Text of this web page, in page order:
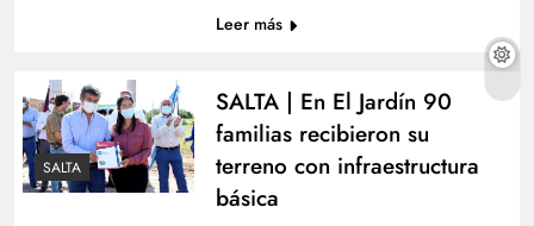
Leer más
SALTA
SALTA | En El Jardín 90
familias recibieron su
terreno con infraestructura
básica